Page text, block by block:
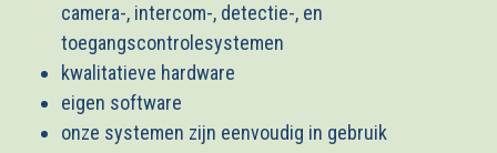
camera-, intercom-, detectie-, en
toegangscontrolesystemen
kwalitatieve hardware
eigen software
onze systemen zijn eenvoudig in gebruik